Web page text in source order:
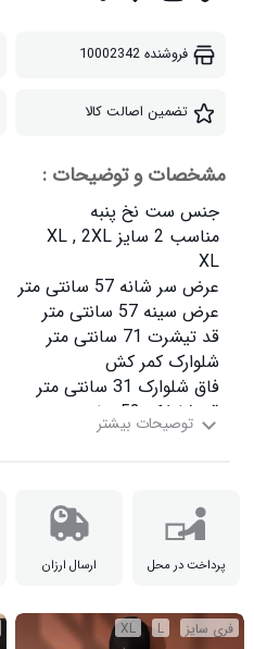
فروشنده10002342
تضمین اصالت کالا
مشخصات و توضیحات :
2XL
پرداخت در محل ارسال ارزان
فری سایز L
XL